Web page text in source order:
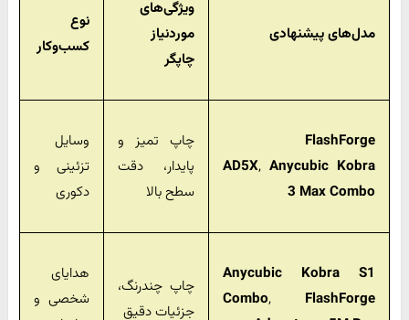
مدل‌های پیشنهادی
ویژگی‌های
موردنیاز
چاپگر
نوع
کسب‌وکار
FlashForge
AD5X, Anycubic Kobra
3 Max Combo
چاپ تمیز و
پایدار، دقت
سطح بالا
وسایل
تزئینی و
دکوری
Anycubic Kobra S1
Combo, FlashForge
چاپ چندرنگ،
جزئیات دقیق
هدایای
شخصی و